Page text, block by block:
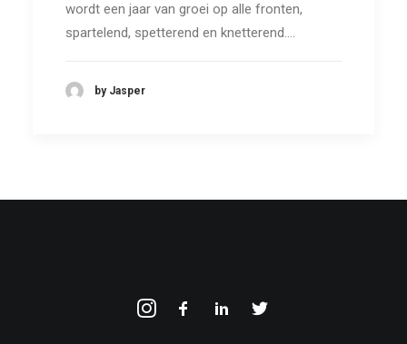
wordt een jaar van groei op alle fronten,
spartelend, spetterend en knetterend.…
by Jasper